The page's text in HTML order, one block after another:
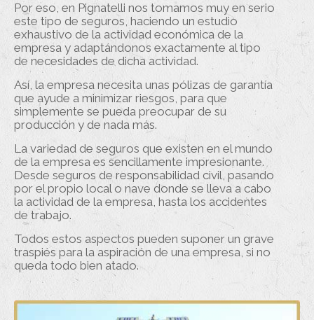
Por eso, en Pignatelli nos tomamos muy en serio
este tipo de seguros, haciendo un estudio
exhaustivo de la actividad económica de la
empresa y adaptándonos exactamente al tipo
de necesidades de dicha actividad.
Así, la empresa necesita unas pólizas de garantía
que ayude a minimizar riesgos, para que
simplemente se pueda preocupar de su
producción y de nada más.
La variedad de seguros que existen en el mundo
de la empresa es sencillamente impresionante.
Desde seguros de responsabilidad civil, pasando
por el propio local o nave donde se lleva a cabo
la actividad de la empresa, hasta los accidentes
de trabajo.
Todos estos aspectos pueden suponer un grave
traspiés para la aspiración de una empresa, si no
queda todo bien atado.